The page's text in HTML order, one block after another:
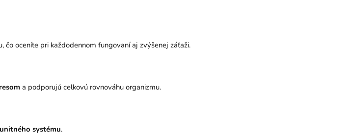
oceníte pri každodennom fungovaní aj zvýšenej záťaži.
a podporujú celkovú rovnováhu organizmu.
systému.